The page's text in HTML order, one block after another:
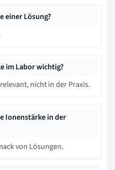
einer Lösung?
im Labor wichtig?
nicht in der Praxis.
Ionenstärke in der
von Lösungen.